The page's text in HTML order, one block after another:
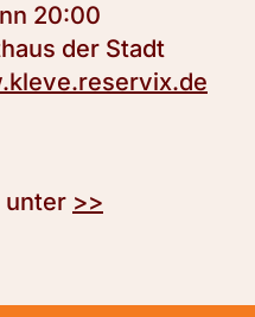
20:00
der Stadt
unter >>